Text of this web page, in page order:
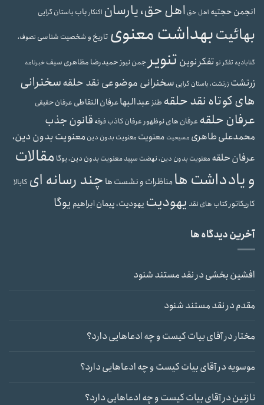
انجمن حجتیه اهل حق اهل حق، یارسان اکنکارباب باستان گرایی
بهائیتبهداشت معنوی تاریخ و شخصیت شناسی تصوف،
گنابادیه تفکر نوتفکر نوین تنویر جمن نیوزحمیدرضا مظاهری سیفخبرنامه
زرتشت زرتشت، باستان گرایی سخنرانی موضوعی نقد حلقهسخنرانی
های کوتاه نقد حلقه طنزعبدالبهاعرفان التقاطی عرفان حقیقی
عرفان حلقه عرفان های نوظهورعرفان کاذبفرقه قانون جذب
محمدعلی طاهری مسیحیت معنویت معنویت بدون دین معنویت بدون دین،
عرفان حلقه معنویت بدون دین، نهضت سپیدمعنویت بدون دین، یوگا مقالات
و یادداشت هامناظرات و نشست ها چند رسانه ای کابالا
کاریکاتورکتاب های نقد یهودیت یهودیت، پیمان ابراهیم یوگا
آخرین دیدگاه ها
افشین بخشیدرنقد مستند شنود
مقدمدرنقد مستند شنود
مختاردرآقای بیات کیست و چه ادعاهایی دارد؟
موسویهدرآقای بیات کیست و چه ادعاهایی دارد؟
نازنیندرآقای بیات کیست و چه ادعاهایی دارد؟